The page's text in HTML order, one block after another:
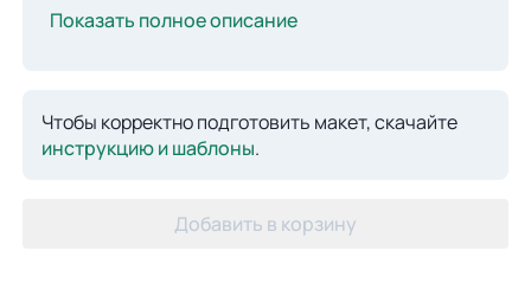
Показать полное описание
Чтобы корректно подготовить макет, скачайте
инструкцию и шаблоны.
Добавить в корзину